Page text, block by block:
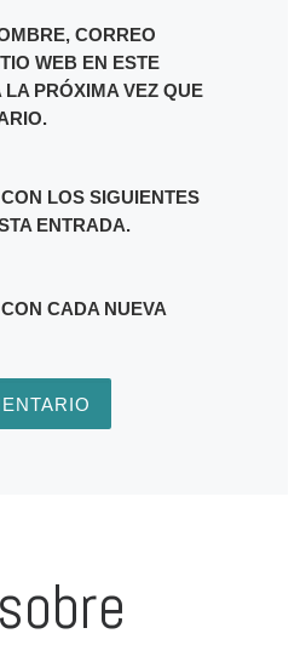
CORREO
WEB EN ESTE
PRÓXIMA VEZ QUE
LOS SIGUIENTES
ENTRADA.
CADA NUEVA